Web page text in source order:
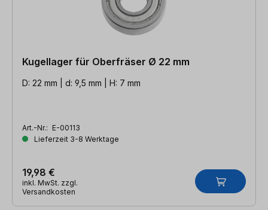
Kugellager für Oberfräser Ø 22 mm
D: 22 mm | d: 9,5 mm | H: 7 mm
Art.-Nr.: E-00113
Lieferzeit 3-8 Werktage
19,98 €
inkl. MwSt. zzgl.
Versandkosten